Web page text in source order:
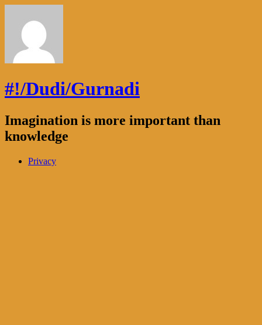
#!/Dudi/Gurnadi
Imagination is more important than
knowledge
Privacy